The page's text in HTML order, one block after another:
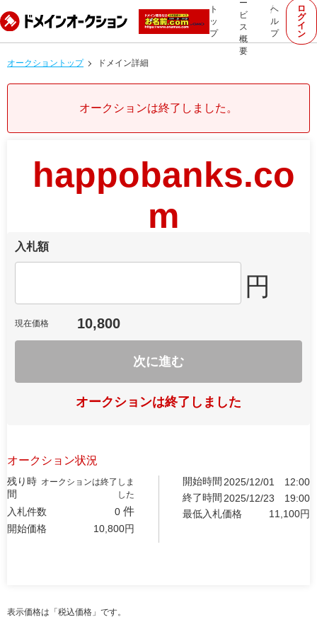
ト
ッ
プ
ー
ビ
ス
概
要
ヘ
ル
プ
ロ
グ
イ
ン
オークショントップ ドメイン詳細
オークションは終了しました。
happobanks.co
m
入札額
円
現在価格 10,800
次に進む
オークションは終了しました
オークション状況
残り時
間
オークションは終了しま
した
入札件数 0 件
開始価格 10,800円
開始時間 2025/12/01
12:00
終了時間 2025/12/23
19:00
最低入札価格
11,100円
表示価格は「税込価格」です。